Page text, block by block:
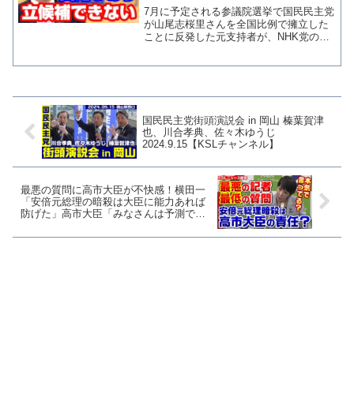
について見解【KSLチャンネル】
7月に予定される参議院選挙で国民民主党
が山尾志桜里さんを全国比例で擁立した
ことに反発した元支持者が、NHK党の全
国民民主党街頭演説会 in 岡山 榛葉賀津
也、川合孝典、佐々木ゆうじ
2024.9.15【KSLチャンネル】
最悪の質問に高市大臣が不快感！横田一
「安倍元総理の暗殺は大臣に能力あれば
防げた」高市大臣「みなさんは予測でき